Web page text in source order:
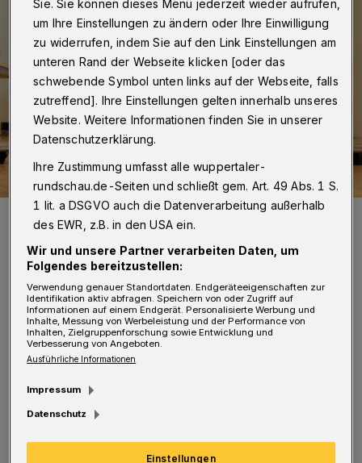
Helge Lindh (Li.) mit Martin Schulz bei einer Diskussion in
Wuppertal..
V ertreterinnen und Vertreter der jungen
Perspektiven zum Zusammenleben in
Wuppertal, ihr Erleben der Corona-Krise und
die Auswirkungen der Bundespolitik auf den
Sie. Sie können dieses Menü jederzeit wieder aufrufen,
um Ihre Einstellungen zu ändern oder Ihre Einwilligung
zu widerrufen, indem Sie auf den Link Einstellungen am
unteren Rand der Webseite klicken [oder das
schwebende Symbol unten links auf der Webseite, falls
zutreffend]. Ihre Einstellungen gelten innerhalb unseres
Website. Weitere Informationen finden Sie in unserer
Datenschutzerklärung.
Ihre Zustimmung umfasst alle wuppertaler-
rundschau.de-Seiten und schließt gem. Art. 49 Abs. 1 S.
1 lit. a DSGVO auch die Datenverarbeitung außerhalb
des EWR, z.B. in den USA ein.
Wir und unsere Partner verarbeiten Daten, um
Folgendes bereitzustellen:
Verwendung genauer Standortdaten. Endgeräteeigenschaften zur
Identifikation aktiv abfragen. Speichern von oder Zugriff auf
Informationen auf einem Endgerät. Personalisierte Werbung und
Inhalte, Messung von Werbeleistung und der Performance von
Inhalten, Zielgruppenforschung sowie Entwicklung und
Verbesserung von Angeboten.
Ausführliche Informationen
Impressum
Datenschutz
Einstellungen